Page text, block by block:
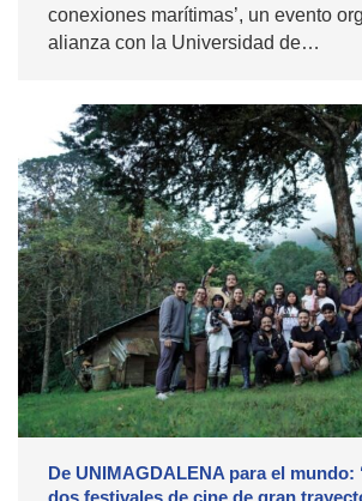
conexiones marítimas’, un evento
alianza con la Universidad de…
De UNIMAGDALENA para el mundo: